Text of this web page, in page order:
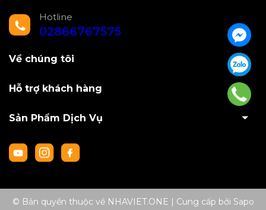
Hotline
02866767575
Về chúng tôi
Hỗ trợ khách hàng
Sản Phẩm Dịch Vụ
© Bản quyền thuộc về NHAVIET.ONE Cung cấp bởi Sapo